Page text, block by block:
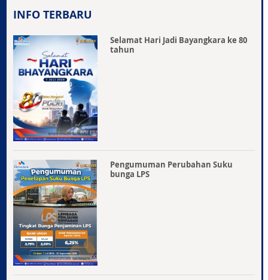
INFO TERBARU
Selamat Hari Jadi Bayangkara ke 80
tahun
Pengumuman Perubahan Suku
bunga LPS